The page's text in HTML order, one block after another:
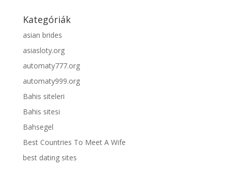
Kategóriák
asian brides
asiasloty.org
automaty777.org
automaty999.org
Bahis siteleri
Bahis sitesi
Bahsegel
Best Countries To Meet A Wife
best dating sites